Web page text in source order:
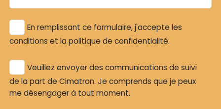
En remplissant ce formulaire, j'accepte les
conditions et la politique de confidentialité.
Veuillez envoyer des communications de suivi
de la part de Cimatron. Je comprends que je peux
me désengager à tout moment.